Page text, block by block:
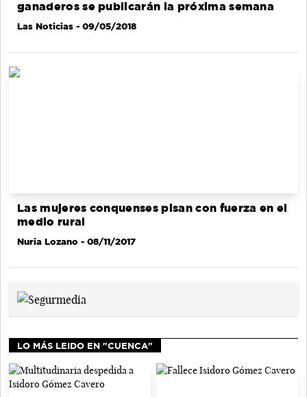
ganaderos se publicarán la próxima semana
Las Noticias - 09/05/2018
Las mujeres conquenses pisan con fuerza en el
medio rural
Nuria Lozano - 08/11/2017
LO MÁS LEIDO EN "CUENCA"